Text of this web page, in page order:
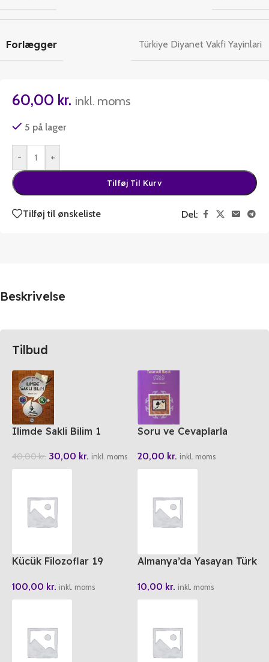
Forlægger Türkiye Diyanet Vakfi Yayinlari
60,00 kr. inkl. moms
5 på lager
- +
Tilføj Til Kurv
Tilføj til ønskeliste Del:
Beskrivelse
Tilbud
Ilimde Sakli Bilim 1
40,00kr. 30,00 kr. inkl. moms
Soru ve Cevaplarla
20,00 kr. inkl. moms
Kücük Filozoflar 19
100,00 kr. inkl. moms
Almanya’da Yasayan Türk
10,00 kr. inkl. moms